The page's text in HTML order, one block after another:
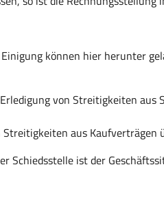
können hier herunter
von Streitigkeiten aus
aus Kaufverträgen
Schiedsstelle ist der